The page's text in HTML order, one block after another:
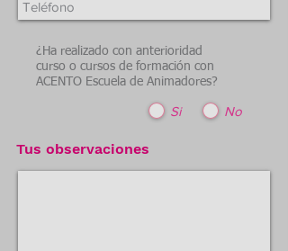
¿Ha realizado con anterioridad
curso o cursos de formación con
ACENTO Escuela de Animadores?
Si No
Tus observaciones